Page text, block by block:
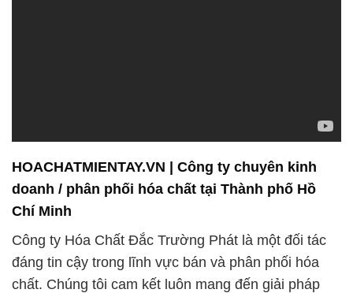
HOACHATMIENTAY.VN | Công ty chuyên kinh
doanh / phân phối hóa chất tại Thành phố Hồ
Chí Minh
Công ty Hóa Chất Đắc Trường Phát là một đối tác
đáng tin cậy trong lĩnh vực bán và phân phối hóa
chất. Chúng tôi cam kết luôn mang đến giải pháp